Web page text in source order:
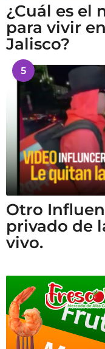
¿Cuál es el
para vivir
Jalisco?
5
Otro
privado de
vivo.